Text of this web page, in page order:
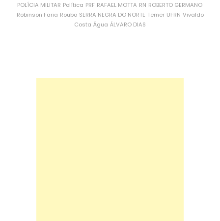
POLÍCIA MILITAR Política PRF RAFAEL MOTTA RN ROBERTO GERMANO
Robinson Faria Roubo SERRA NEGRA DO NORTE Temer UFRN Vivaldo
Costa Água ÁLVARO DIAS